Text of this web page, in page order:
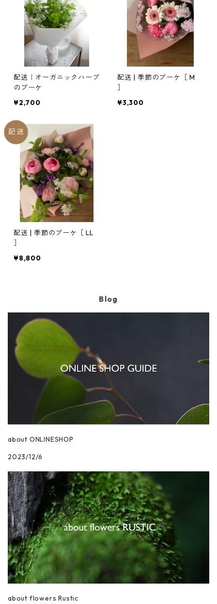
配送｜オーガニックハーブ
のブーケ
¥2,700
配送 | 季節のブーケ［ M
］
¥3,300
配送 | 季節のブーケ［ LL
］
¥8,800
Blog
about ONLINESHOP
2023/12/6
about flowers Rustic